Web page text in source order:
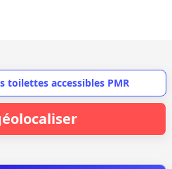
toilettes accessibles PMR